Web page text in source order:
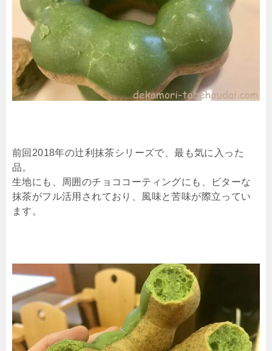
前回2018年の辻利抹茶シリーズで、最も気に入った
品。
生地にも、周囲のチョココーティングにも、ビターな
抹茶がフル活用されており、風味と苦味が際立ってい
ます。